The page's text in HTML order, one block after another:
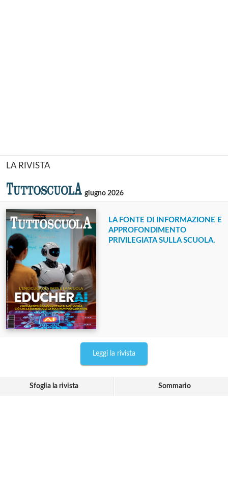
LA RIVISTA
giugno 2026
LA FONTE DI INFORMAZIONE E
APPROFONDIMENTO
PRIVILEGIATA SULLA SCUOLA.
Leggi la rivista
Sfoglia la rivista Sommario